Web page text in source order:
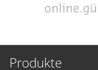
Produkte